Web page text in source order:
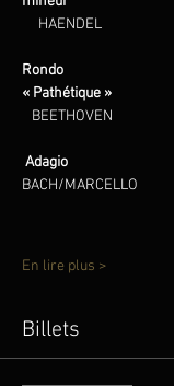
HAENDEL
Rondo
«
BEETHOVEN
BACH/MARCELLO
En lire plus >
Billets